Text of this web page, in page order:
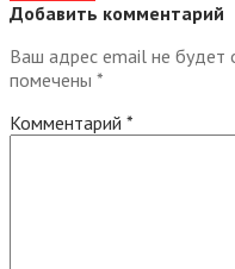
Добавить комментарий
Ваш адрес email не будет
помечены *
Комментарий *